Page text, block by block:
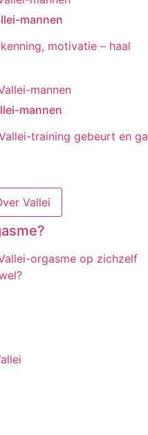
mannen
motivatie – haal
mannen
training gebeurt en ga
Vallei
orgasme op zichzelf